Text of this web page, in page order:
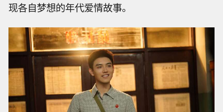
现各自梦想的年代爱情故事。